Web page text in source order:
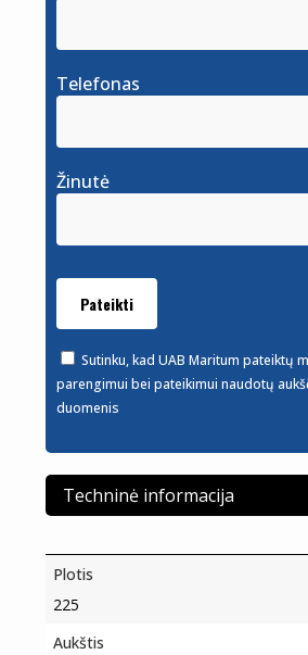
Telefonas
Žinutė
Sutinku, kad UAB Maritum pateiktų
parengimui bei pateikimui naudotų
duomenis
Techninė informacija
Plotis
225
Aukštis